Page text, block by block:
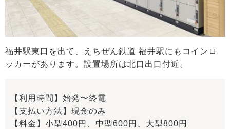
福井駅東口を出て、えちぜん鉄道 福井駅にもコインロ
ッカーがあります。設置場所は北口出口付近。
【利用時間】始発〜終電
【支払い方法】現金のみ
【料金】小型400円、中型600円、大型800円